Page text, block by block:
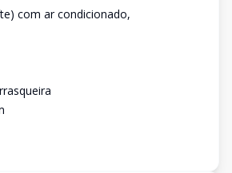
com ar condicionado,